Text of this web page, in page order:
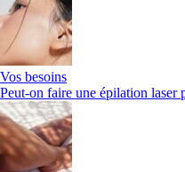
Vos besoins
Peut-on faire une épilation laser